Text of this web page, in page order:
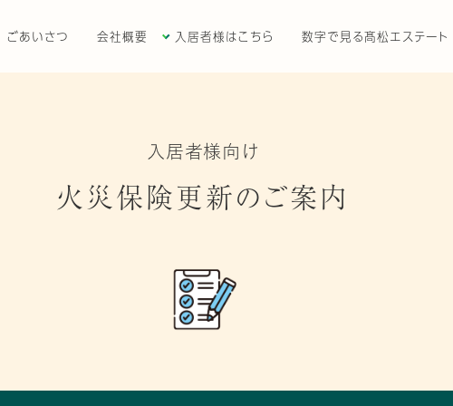
ごあいさつ 会社概要 入居者様はこちら 数字で見る髙松エステート
入居者様向け
火災保険更新のご案内